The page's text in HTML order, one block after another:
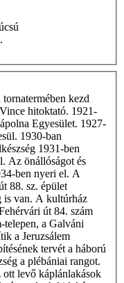
búcsú
kezd
hitoktató. 1921-
Egyesület. 1927-
1930-ban
1931-ben
Az önállóságot és
ben nyeri el. A
88. sz. épület
is van. A kultúrház
út 84. szám
telepen, a Galváni
a Jeruzsálem
tervét a háború
a plébániai rangot.
ott levő káplánlakások